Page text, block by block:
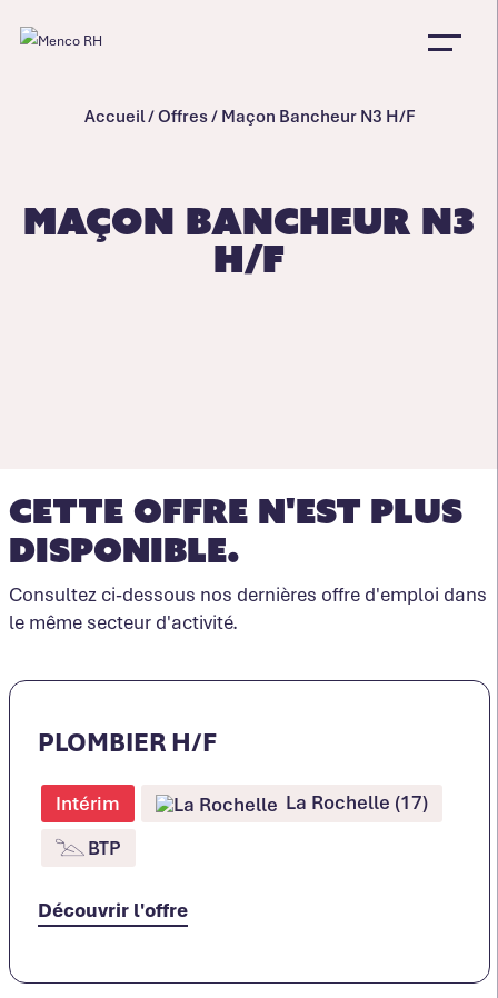
Accueil/Offres/ Maçon Bancheur N3 H/F
Maçon Bancheur N3
H/F
Cette offre n'est plus
disponible.
Consultez ci-dessous nos dernières offre d'emploi dans
le même secteur d'activité.
PLOMBIER H/F
Intérim
La Rochelle (17)
BTP
Découvrir l'offre